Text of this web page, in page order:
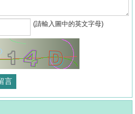
(請輸入圖中的英文字母)